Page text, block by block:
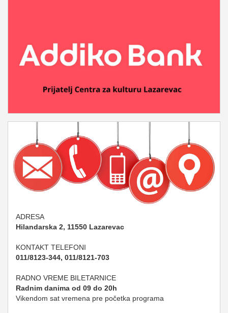
ADRESA
Hilandarska 2, 11550 Lazarevac
KONTAKT TELEFONI
011/8123-344, 011/8121-703
RADNO VREME BILETARNICE
Radnim danima od 09 do 20h
Vikendom sat vremena pre početka programa